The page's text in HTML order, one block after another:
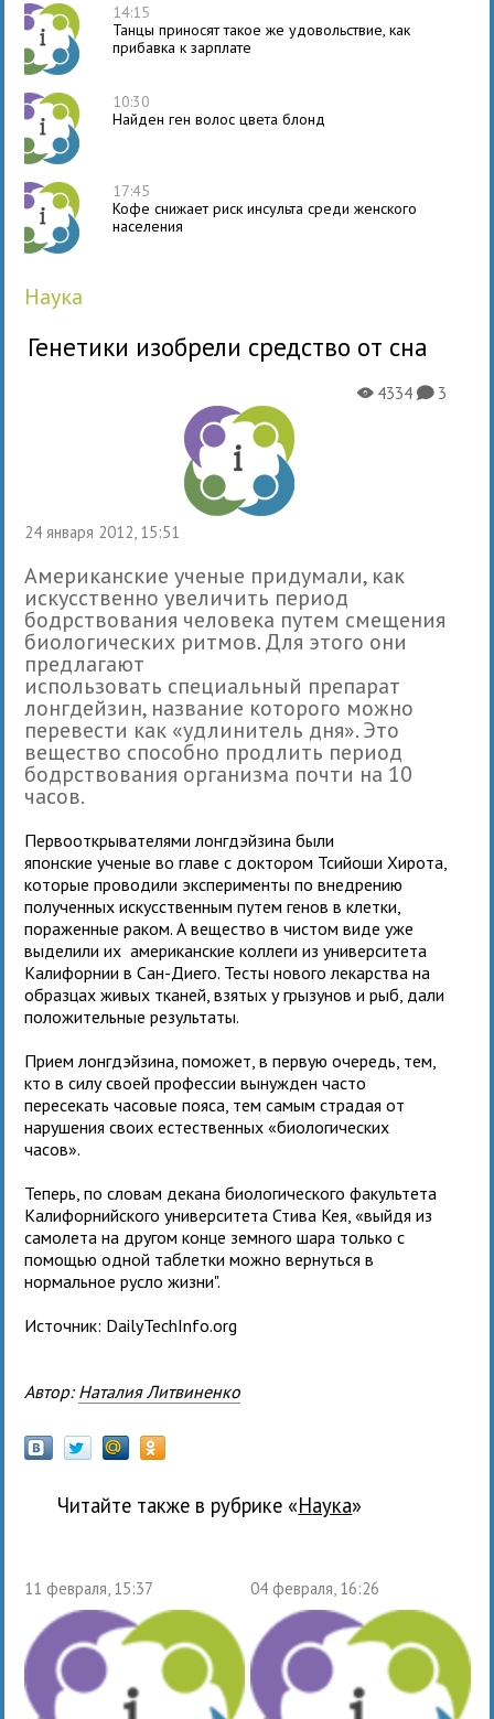
14:15
Танцы приносят такое же удовольствие, как
прибавка к зарплате
10:30
Найден ген волос цвета блонд
17:45
Кофе снижает риск инсульта среди женского
населения
наука
Генетики изобрели средство от сна
24 января 2012, 15:51
X4334K3
Американские ученые придумали, как
искусственно увеличить период
бодрствования человека путем смещения
биологических ритмов. Для этого они
предлагают
использовать специальный препарат
лонгдейзин, название которого можно
перевести как «удлинитель дня». Это
вещество способно продлить период
бодрствования организма почти на 10
часов.
Первооткрывателями лонгдэйзина были
японские ученые во главе с доктором Тсийоши Хирота,
которые проводили эксперименты по внедрению
полученных искусственным путем генов в клетки,
пораженные раком. А вещество в чистом виде уже
выделили их американские коллеги из университета
Калифорнии в Сан-Диего. Тесты нового лекарства на
образцах живых тканей, взятых у грызунов и рыб, дали
положительные результаты.
Прием лонгдэйзина, поможет, в первую очередь, тем,
кто в силу своей профессии вынужден часто
пересекать часовые пояса, тем самым страдая от
нарушения своих естественных «биологических
часов».
Теперь, по словам декана биологического факультета
Калифорнийского университета Стива Кея, «выйдя из
самолета на другом конце земного шара только с
помощью одной таблетки можно вернуться в
нормальное русло жизни".
Источник: DailyTechInfo.org
Автор: Наталия Литвиненко
Читайте также в рубрике « наука»
11 февраля, 15:37 04 февраля, 16:26